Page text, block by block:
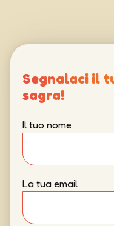
Segnalaci il
sagra!
Il tuo nome
La tua email